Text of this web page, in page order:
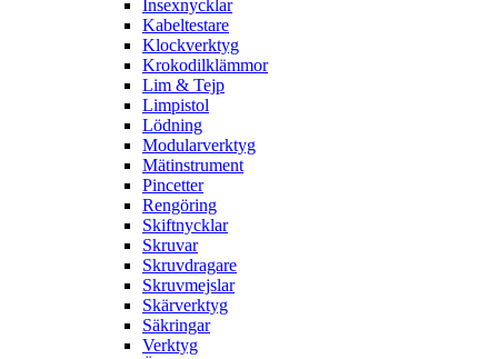
Insexnycklar
Kabeltestare
Klockverktyg
Krokodilklämmor
Lim & Tejp
Limpistol
Lödning
Modularverktyg
Mätinstrument
Pincetter
Rengöring
Skiftnycklar
Skruvar
Skruvdragare
Skruvmejslar
Skärverktyg
Säkringar
Verktyg